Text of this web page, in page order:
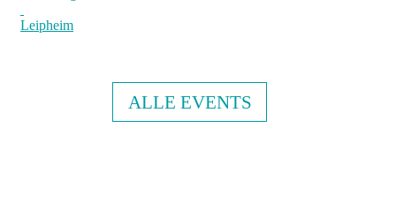
Leipheim
ALLE EVENTS